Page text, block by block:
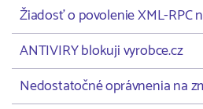
Žiadosť o povolenie XML-RPC
ANTIVIRY blokuji vyrobce.cz
Nedostatočné oprávnenia na